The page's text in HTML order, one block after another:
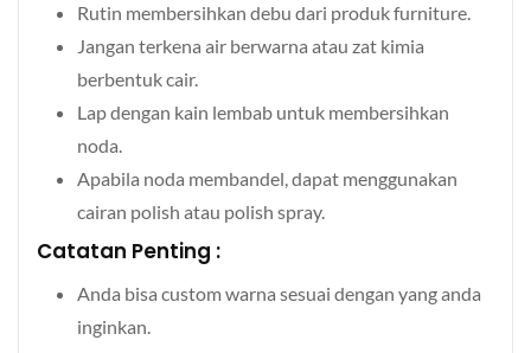
Rutin membersihkan debu dari produk furniture.
Jangan terkena air berwarna atau zat kimia
berbentuk cair.
Lap dengan kain lembab untuk membersihkan
noda.
Apabila noda membandel, dapat menggunakan
cairan polish atau polish spray.
Catatan Penting :
Anda bisa custom warna sesuai dengan yang anda
inginkan.